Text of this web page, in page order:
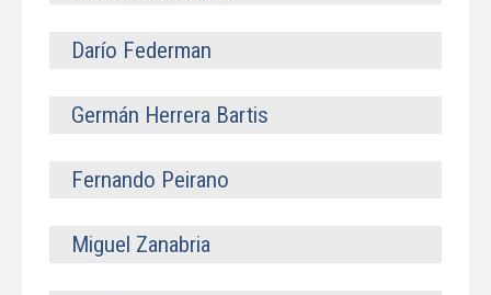
Darío Federman
Germán Herrera Bartis
Fernando Peirano
Miguel Zanabria